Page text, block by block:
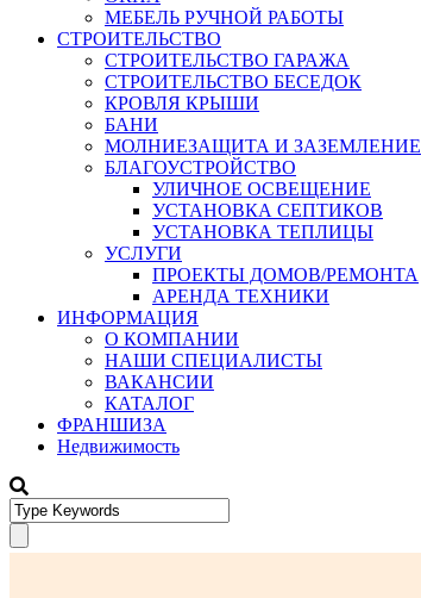
МЕБЕЛЬ РУЧНОЙ РАБОТЫ
СТРОИТЕЛЬСТВО
СТРОИТЕЛЬСТВО ГАРАЖА
СТРОИТЕЛЬСТВО БЕСЕДОК
КРОВЛЯ КРЫШИ
БАНИ
МОЛНИЕЗАЩИТА И ЗАЗЕМЛЕНИЕ
БЛАГОУСТРОЙСТВО
УЛИЧНОЕ ОСВЕЩЕНИЕ
УСТАНОВКА СЕПТИКОВ
УСТАНОВКА ТЕПЛИЦЫ
УСЛУГИ
ПРОЕКТЫ ДОМОВ/РЕМОНТА
АРЕНДА ТЕХНИКИ
ИНФОРМАЦИЯ
О КОМПАНИИ
НАШИ СПЕЦИАЛИСТЫ
ВАКАНСИИ
КАТАЛОГ
ФРАНШИЗА
Недвижимость